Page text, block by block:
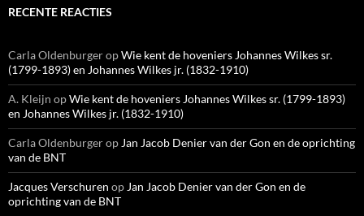
RECENTE REACTIES
Carla OldenburgeropWie kent de hoveniers Johannes Wilkes sr.
(1799-1893) en Johannes Wilkes jr. (1832-1910)
A. Kleijn opWie kent de hoveniers Johannes Wilkes sr. (1799-1893)
en Johannes Wilkes jr. (1832-1910)
Carla Oldenburgerop Jan Jacob Denier van der Gon en de oprichting
van de BNT
Jacques Verschuren op Jan Jacob Denier van der Gon en de
oprichting van de BNT